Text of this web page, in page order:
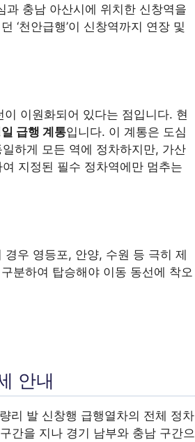
과 충남 아산시에 위치한 신창역을
‘천안급행’이 신창역까지 연장 및
이원화되어 있다는 점입니다. 현
급행 계통입니다. 이 계통은 도심
하게 모든 역에 정차하지만, 가산
지정된 필수 정차역에만 멈추는
우 영등포, 안양, 수원 등 극히 제
분하여 탑승해야 이동 동선에 착오
안내
리 발 신창행 급행열차의 전체 정차
간을 지나 경기 남부와 충남 구간으